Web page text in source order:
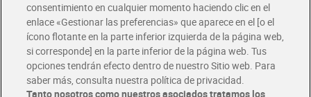
Descárgate la APP Dia
Folletos y Tiendas
Descubre las mejores ofertas y busca tu tienda más cercana
Tarjeta MaX Dia
consentimiento en cualquier momento haciendo clic en el
enlace «Gestionar las preferencias» que aparece en el [o el
ícono flotante en la parte inferior izquierda de la página web,
si corresponde] en la parte inferior de la página web. Tus
opciones tendrán efecto dentro de nuestro Sitio web. Para
saber más, consulta nuestra política de privacidad.
Tanto nosotros como nuestros asociados tratamos los